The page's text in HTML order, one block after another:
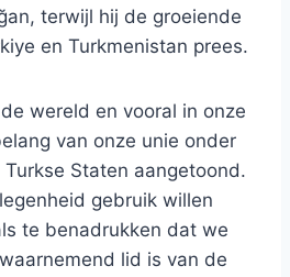
terwijl hij de groeiende
en Turkmenistan prees.
wereld en vooral in onze
van onze unie onder
Staten aangetoond.
gebruik willen
te benadrukken dat we
lid is van de